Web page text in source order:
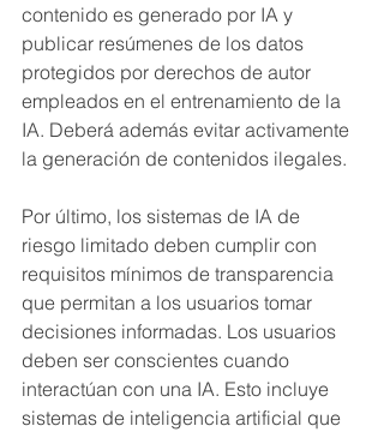
contenido es generado por IA y
publicar resúmenes de los datos
protegidos por derechos de autor
empleados en el entrenamiento de la
IA. Deberá además evitar activamente
la generación de contenidos ilegales.
Por último, los sistemas de IA de
riesgo limitado deben cumplir con
requisitos mínimos de transparencia
que permitan a los usuarios tomar
decisiones informadas. Los usuarios
deben ser conscientes cuando
interactúan con una IA. Esto incluye
sistemas de inteligencia artificial que